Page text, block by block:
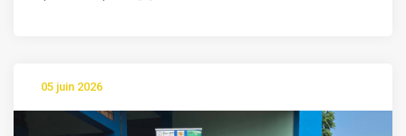
05 juin 2026